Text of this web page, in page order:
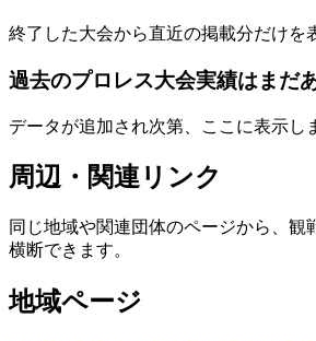
終了した大会から直近の掲載分だけを
過去のプロレス大会実績はまだ
データが追加され次第、ここに表示し
周辺・関連リンク
同じ地域や関連団体のページから、観
横断できます。
地域ページ